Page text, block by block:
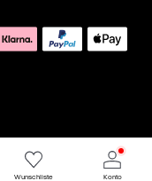
Wunschliste Konto